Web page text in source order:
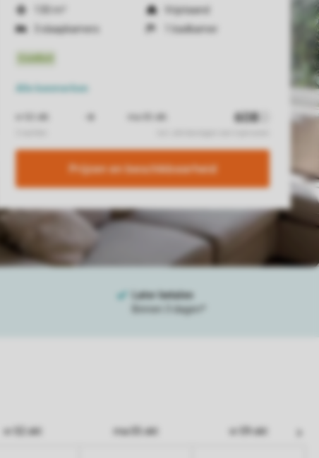
Vrijstaand
3 slaapkamers
1 badkamer
Alle kenmerken
Prijzen en beschikbaarheid
vr 02 okt ma 05 okt vr 09 okt